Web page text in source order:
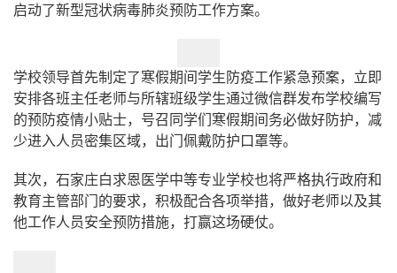
启动了新型冠状病毒肺炎预防工作方案。
学校领导首先制定了寒假期间学生防疫工作紧急预案，立即
安排各班主任老师与所辖班级学生通过微信群发布学校编写
的预防疫情小贴士，号召同学们寒假期间务必做好防护，减
少进入人员密集区域，出门佩戴防护口罩等。
其次，石家庄白求恩医学中等专业学校也将严格执行政府和
教育主管部门的要求，积极配合各项举措，做好老师以及其
他工作人员安全预防措施，打赢这场硬仗。